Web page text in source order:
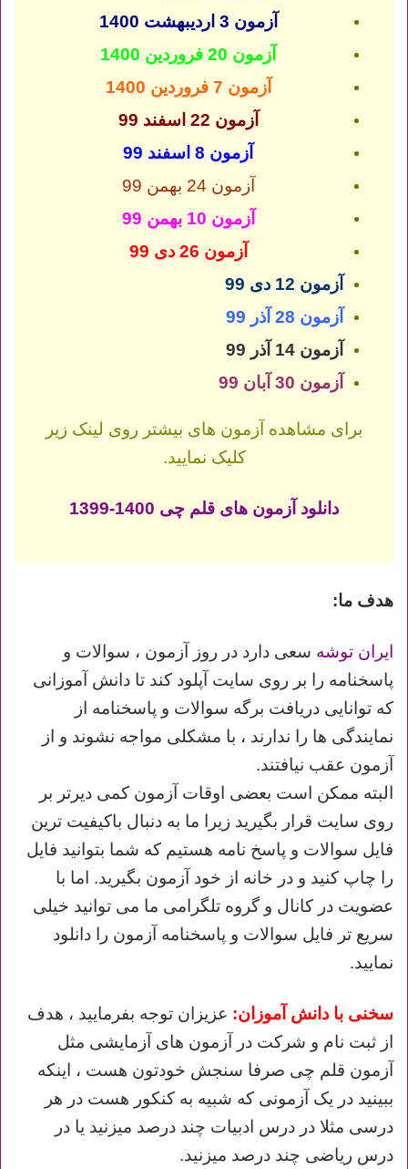
آزمون 3 اردیبهشت 1400
آزمون 20 فروردین 1400
آزمون 7 فروردین 1400
آزمون 22 اسفند 99
آزمون 8 اسفند 99
آزمون 24 بهمن 99
آزمون 10 بهمن 99
آزمون 26 دی 99
آزمون 12 دی 99
آزمون 28 آذر 99
آزمون 14 آذر 99
آزمون 30 آبان 99
برای مشاهده آزمون های بیشتر روی لینک زیر
کلیک نمایید.
دانلود آزمون های قلم چی 1400-1399
هدف ما:
ایران توشه سعی دارد در روز آزمون ، سوالات و
پاسخنامه را بر روی سایت آپلود کند تا دانش آموزانی
که توانایی دریافت برگه سوالات و پاسخنامه از
نمایندگی ها را ندارند ، با مشکلی مواجه نشوند و از
آزمون عقب نیافتند.
البته ممکن است بعضی اوقات آزمون کمی دیرتر بر
روی سایت قرار بگیرید زیرا ما به دنبال باکیفیت ترین
فایل سوالات و پاسخ نامه هستیم که شما بتوانید فایل
را چاپ کنید و در خانه از خود آزمون بگیرید. اما با
عضویت در کانال و گروه تلگرامی ما می توانید خیلی
سریع تر فایل سوالات و پاسخنامه آزمون را دانلود
نمایید.
سخنی با دانش آموزان: عزیزان توجه بفرمایید ، هدف
از ثبت نام و شرکت در آزمون های آزمایشی مثل
آزمون قلم چی صرفا سنجش خودتون هست ، اینکه
ببینید در یک آزمونی که شبیه به کنکور هست در هر
درسی مثلا در درس ادبیات چند درصد میزنید یا در
درس ریاضی چند درصد میزنید.